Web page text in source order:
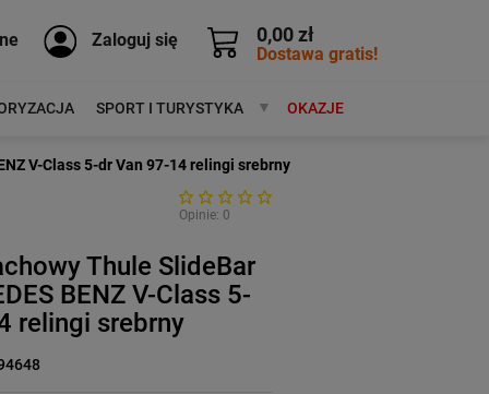
0,00 zł
Dostawa gratis!
Zaloguj się
SPORT I TURYSTYKA MARKIOKAZJE
V-Class 5-dr Van 97-14 relingi srebrny
Opinie: 0
Thule SlideBar
BENZ V-Class 5-
relingi srebrny